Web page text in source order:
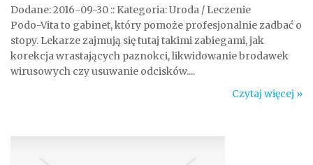
Dodane: 2016-09-30 :: Kategoria: Uroda / Leczenie
Podo-Vita to gabinet, który pomoże profesjonalnie zadbać o
stopy. Lekarze zajmują się tutaj takimi zabiegami, jak
korekcja wrastających paznokci, likwidowanie brodawek
wirusowych czy usuwanie odcisków....
Czytaj więcej »